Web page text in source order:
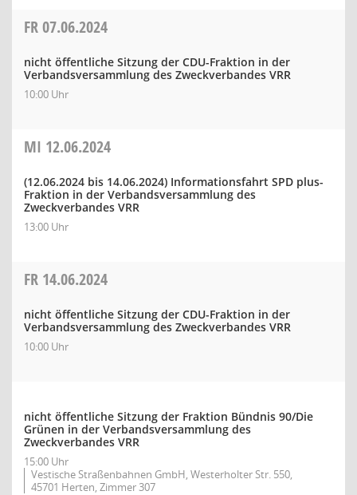
FR07.06.2024
nicht öffentliche Sitzung der CDU-Fraktion in der
Verbandsversammlung des Zweckverbandes VRR
10:00 Uhr
MI 12.06.2024
(12.06.2024 bis 14.06.2024) Informationsfahrt SPD plus-
Fraktion in der Verbandsversammlung des
Zweckverbandes VRR
13:00 Uhr
FR 14.06.2024
nicht öffentliche Sitzung der CDU-Fraktion in der
Verbandsversammlung des Zweckverbandes VRR
10:00 Uhr
nicht öffentliche Sitzung der Fraktion Bündnis 90/Die
Grünen in der Verbandsversammlung des
Zweckverbandes VRR
15:00 Uhr
Vestische Straßenbahnen GmbH, Westerholter Str. 550,
45701 Herten, Zimmer 307